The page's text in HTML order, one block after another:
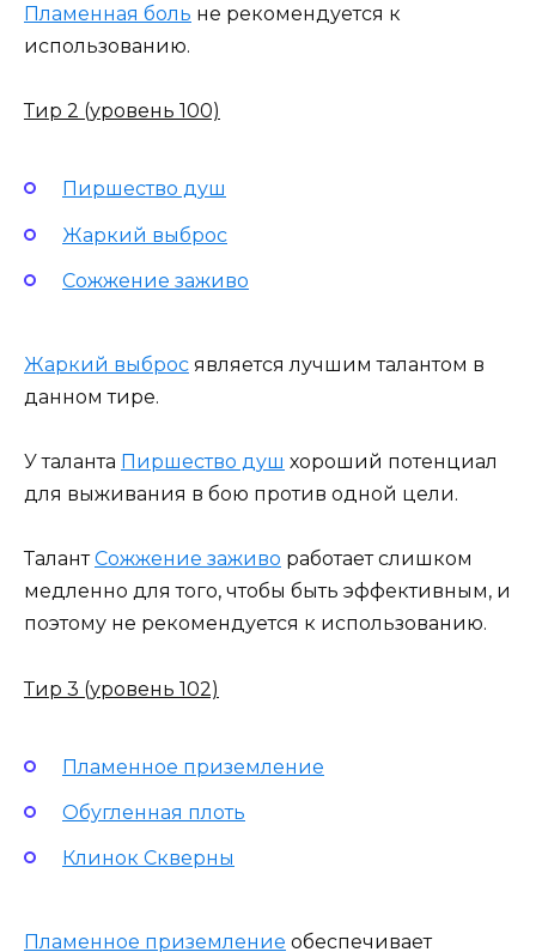
Пламенная боль не рекомендуется к
использованию.
Тир 2 (уровень 100)
Пиршество душ
Жаркий выброс
Сожжение заживо
Жаркий выброс является лучшим талантом в
данном тире.
У таланта Пиршество душ хороший потенциал
для выживания в бою против одной цели.
ТалантСожжение заживо работает слишком
медленно для того, чтобы быть эффективным, и
поэтому не рекомендуется к использованию.
Тир 3 (уровень 102)
Пламенное приземление
Обугленная плоть
Клинок Скверны
Пламенное приземление обеспечивает